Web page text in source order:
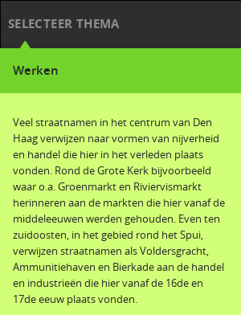
SELECTEER THEMA
Werken
Veel straatnamen in het centrum van Den
Haag verwijzen naar vormen van nijverheid
en handel die hier in het verleden plaats
vonden. Rond de Grote Kerk bijvoorbeeld
waar o.a. Groenmarkt en Riviervismarkt
herinneren aan de markten die hier vanaf de
middeleeuwen werden gehouden. Even ten
zuidoosten, in het gebied rond het Spui,
verwijzen straatnamen als Voldersgracht,
Ammunitiehaven en Bierkade aan de handel
en industrieën die hier vanaf de 16de en
17de eeuw plaats vonden.